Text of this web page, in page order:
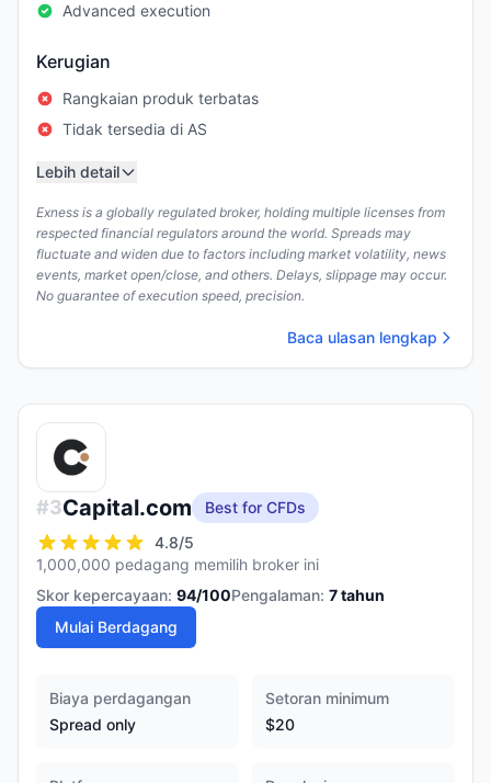
Advanced execution
Kerugian
Rangkaian produk terbatas
Tidak tersedia di AS
Lebih detail
Exness is a globally regulated broker, holding multiple licenses from
respected financial regulators around the world. Spreads may
fluctuate and widen due to factors including market volatility, news
events, market open/close, and others. Delays, slippage may occur.
No guarantee of execution speed, precision.
Baca ulasan lengkap
#3Capital.com
Best for CFDs
4.8/5
1,000,000 pedagang memilih broker ini
Skor kepercayaan: 94/100Pengalaman: 7tahun
Mulai Berdagang
Biaya perdagangan
Spread only
Setoran minimum
$20